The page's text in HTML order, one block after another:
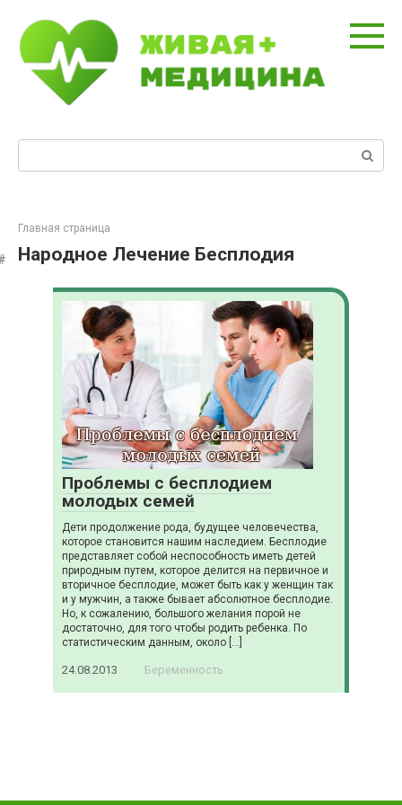
контенту
Главная страница
Народное Лечение Бесплодия
Проблемы с бесплодием
молодых семей
Дети продолжение рода, будущее человечества,
которое становится нашим наследием. Бесплодие
представляет собой неспособность иметь детей
природным путем, которое делится на первичное и
вторичное бесплодие, может быть как у женщин так
и у мужчин, а также бывает абсолютное бесплодие.
Но, к сожалению, большого желания порой не
достаточно, для того чтобы родить ребенка. По
статистическим данным, около […]
24.08.2013 Беременность